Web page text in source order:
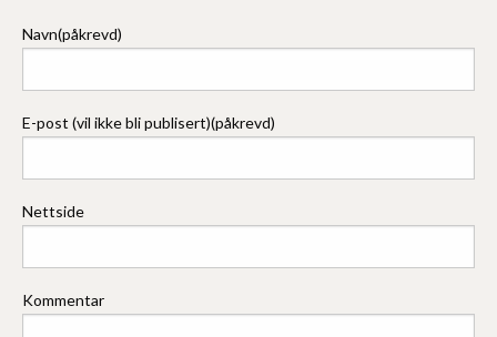
Navn(påkrevd)
E-post (vil ikke bli publisert)(påkrevd)
Nettside
Kommentar